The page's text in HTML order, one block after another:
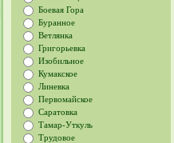
Боевая Гора
Буранное
Ветлянка
Григорьевка
Изобильное
Кумакское
Линевка
Первомайское
Саратовка
Тамар-Уткуль
Трудовое